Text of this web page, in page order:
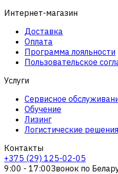
Интернет-магазин
Доставка
Оплата
Программа лояльности
Пользовательское
Услуги
Сервисное
Обучение
Лизинг
Логистические решения
Контакты
+375 (29) 125-02-05
9:00 - 17:00Звонок по